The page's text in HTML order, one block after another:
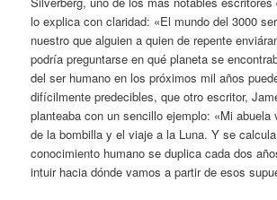
lo explica con claridad: «El mundo del 3000
nuestro que alguien a quien de repente
podría preguntarse en qué planeta se
del ser humano en los próximos mil años
difícilmente predecibles, que otro escritor,
planteaba con un sencillo ejemplo: «Mi abuela
de la bombilla y el viaje a la Luna. Y se
conocimiento humano se duplica cada dos
intuir hacia dónde vamos a partir de esos